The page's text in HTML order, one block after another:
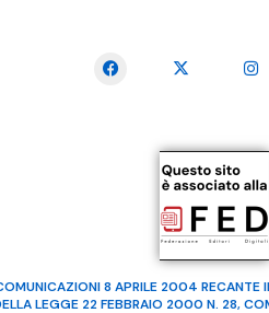
8 APRILE 2004
LEGGE 22 FEBBRAIO 2000 N. 28,